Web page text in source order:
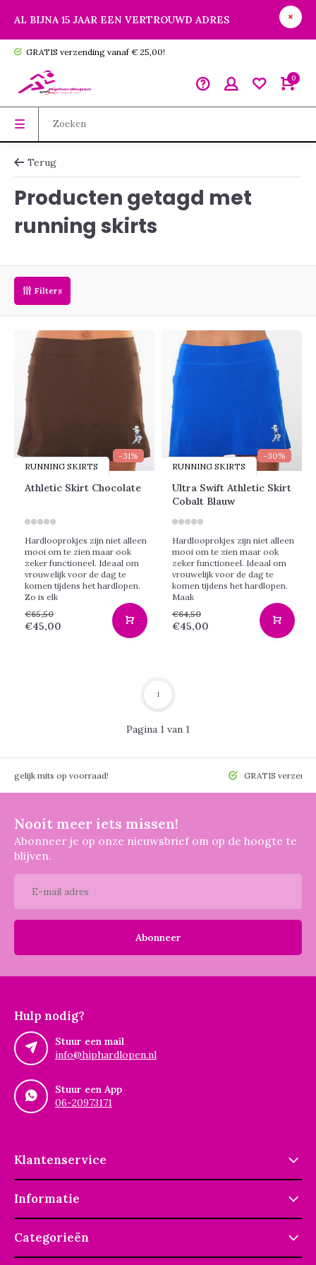
AL BIJNA 15 JAAR EEN VERTROUWD ADRES
GRATIS verzending vanaf € 25,00!
0
Terug
Producten getagd met
running skirts
Filters
-31%
RUNNING SKIRTS
Athletic Skirt Chocolate
Hardlooprokjes zijn niet alleen
mooi om te zien maar ook
zeker functioneel. Ideaal om
vrouwelijk voor de dag te
komen tijdens het hardlopen.
Zo is elk
€65,50
€45,00
-30%
RUNNING SKIRTS
Ultra Swift Athletic Skirt
Cobalt Blauw
Hardlooprokjes zijn niet alleen
mooi om te zien maar ook
zeker functioneel. Ideaal om
vrouwelijk voor de dag te
komen tijdens het hardlopen.
Maak
€64,50
€45,00
Pagina 1 van 1
1
mits op voorraad! GRATIS
Nooit meer iets missen!
Abonneer je op onze nieuwsbrief om op de hoogte te
blijven.
Abonneer
Hulp nodig?
Stuur een mail
info@hiphardlopen.nl
Stuur een App
06-20973171
Klantenservice
Informatie
Categorieën